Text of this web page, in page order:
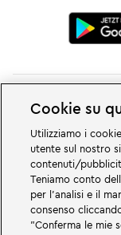
Grandi cose vi
per famiglie
tanto divertimento
famiglie con bambini di
LEGOLAND si trova
uno dei parchi di
Cookie su
Utilizziamo i
utente sul nostro
contenuti/
Teniamo conto
per l'analisi e il
consenso
"Conferma le mie